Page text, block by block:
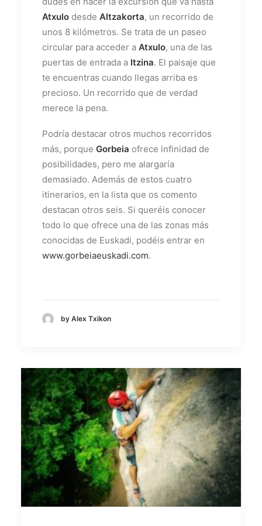
Atxulo desde Altzakorta, un recorrido de
unos 8 kilómetros. Se trata de un paseo
circular para acceder a Atxulo, una de las
puertas de entrada a Itzina. El paisaje que
te encuentras cuando llegas arriba es
precioso. Un recorrido que de verdad
merece la pena.
Podría destacar otros muchos recorridos
más, porque Gorbeia ofrece infinidad de
posibilidades, pero me alargaría
demasiado. Además de estos cuatro
itinerarios, en la lista que os comento
destacan otros seis. Si queréis conocer
todo lo que ofrece una de las zonas más
conocidas de Euskadi, podéis entrar en
www.gorbeiaeuskadi.com.
by Alex Txikon